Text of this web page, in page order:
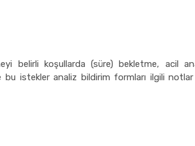
belirli koşullarda (süre) bekletme, acil
bu istekler analiz bildirim formları ilgili notlar